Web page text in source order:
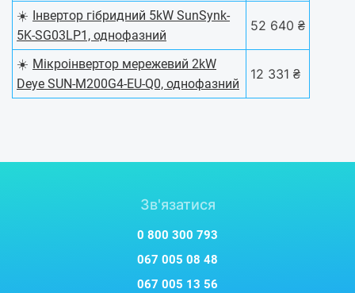
☀️ Інвертор гібридний 5kW SunSynk-
5K-SG03LP1, однофазний
52 640 ₴
☀️ Мікроінвертор мережевий 2kW
Deye SUN-M200G4-EU-Q0, однофазний
12 331 ₴
Зв'язатися
0 800 300 793
067 005 08 48
067 005 13 56